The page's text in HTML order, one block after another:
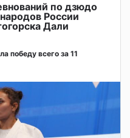
по дзюдо
России
Дали
победу всего за 11